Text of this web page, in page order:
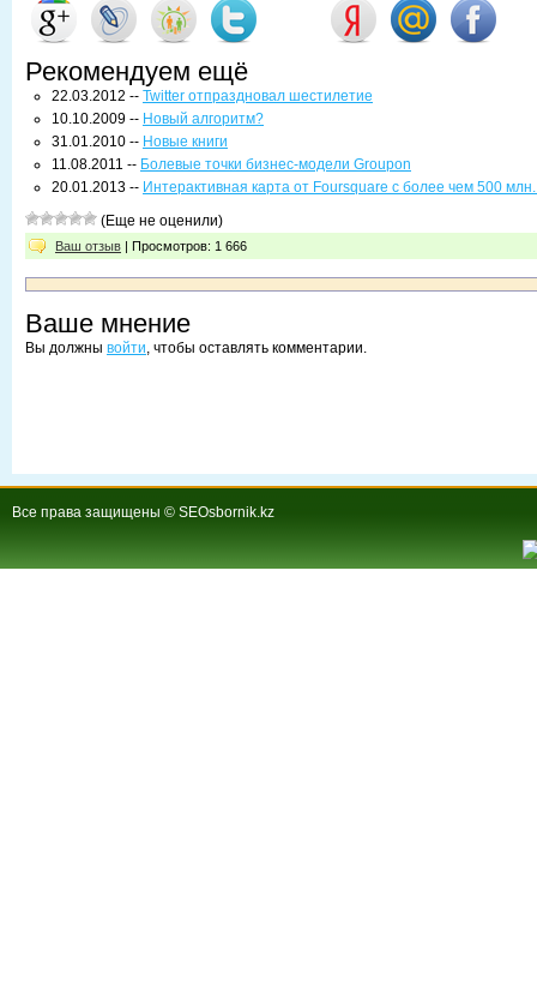
Рекомендуем ещё
22.03.2012 -- Twitter отпраздновал шестилетие
10.10.2009 -- Новый алгоритм?
31.01.2010 -- Новые книги
11.08.2011 -- Болевые точки бизнес-модели Groupon
20.01.2013 -- Интерактивная карта от Foursquare с более чем 500
(Еще не оценили)
Ваш отзыв | Просмотров: 1 666
Ваше мнение
Вы должны войти, чтобы оставлять комментарии.
Все права защищены © SEOsbornik.kz